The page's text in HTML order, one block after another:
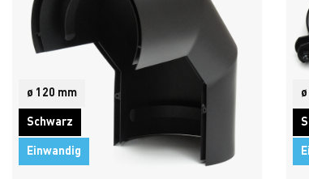
ø 120 mm
Schwarz
Einwandig